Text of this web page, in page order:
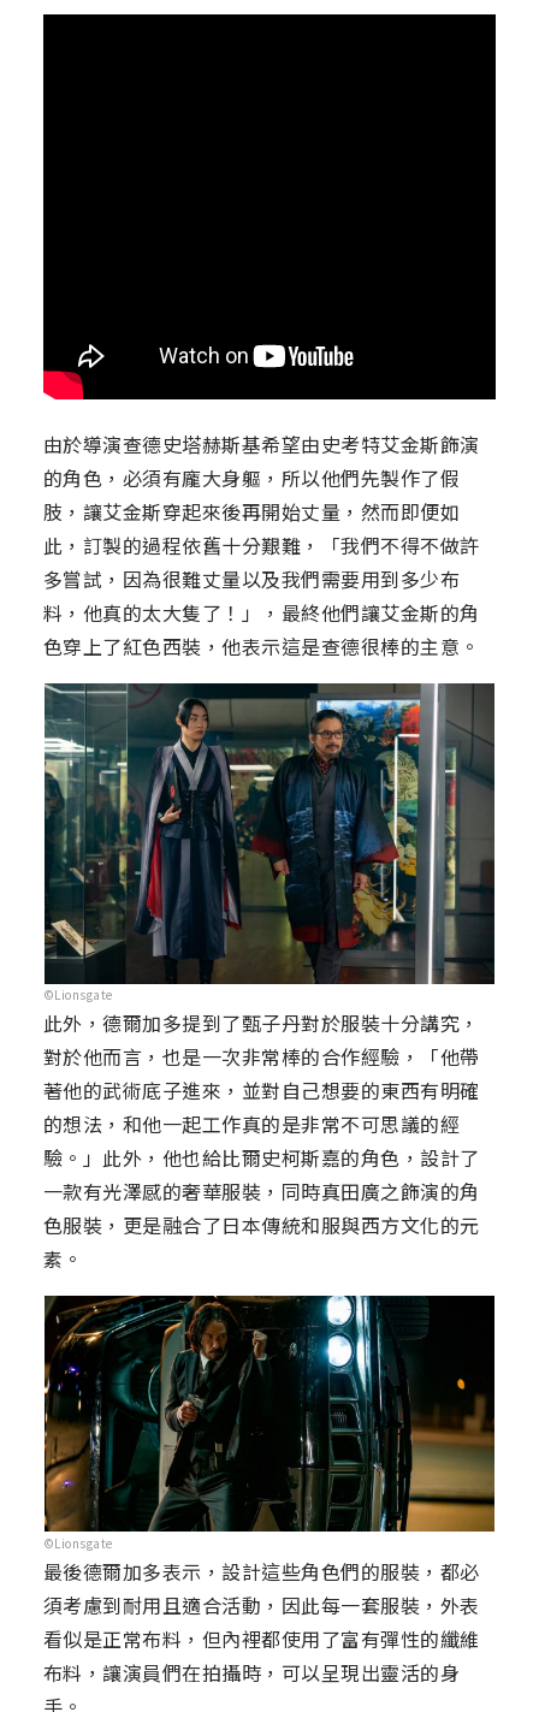
由於導演查德史塔赫斯基希望由史考特艾金斯飾演
的角色，必須有龐大身軀，所以他們先製作了假
肢，讓艾金斯穿起來後再開始丈量，然而即便如
此，訂製的過程依舊十分艱難，「我們不得不做許
多嘗試，因為很難丈量以及我們需要用到多少布
料，他真的太大隻了！」，最終他們讓艾金斯的角
色穿上了紅色西裝，他表示這是查德很棒的主意。
©Lionsgate
此外，德爾加多提到了甄子丹對於服裝十分講究，
對於他而言，也是一次非常棒的合作經驗，「他帶
著他的武術底子進來，並對自己想要的東西有明確
的想法，和他一起工作真的是非常不可思議的經
驗。」此外，他也給比爾史柯斯嘉的角色，設計了
一款有光澤感的奢華服裝，同時真田廣之飾演的角
色服裝，更是融合了日本傳統和服與西方文化的元
素。
©Lionsgate
最後德爾加多表示，設計這些角色們的服裝，都必
須考慮到耐用且適合活動，因此每一套服裝，外表
看似是正常布料，但內裡都使用了富有彈性的纖維
布料，讓演員們在拍攝時，可以呈現出靈活的身